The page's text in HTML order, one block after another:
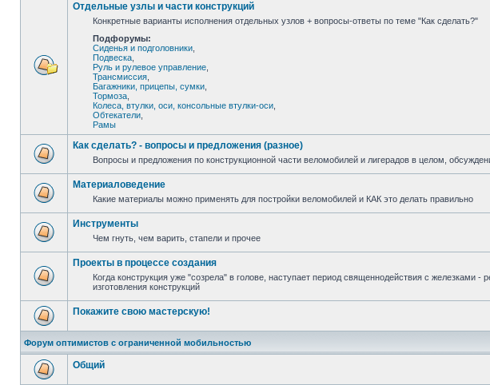
Отдельные узлы и части конструкций
Конкретные варианты исполнения отдельных узлов + вопросы-ответы по теме "Как сделать?"
Подфорумы:
Сиденья и подголовники
Подвеска
Руль и рулевое управление
Трансмиссия
Багажники, прицепы, сумки
Тормоза
Колеса, втулки, оси, консольные втулки-оси
Обтекатели
Рамы
Как сделать? - вопросы и предложения (разное)
Вопросы и предложения по конструкционной части веломобилей и лигерадов в целом,
Материаловедение
Какие материалы можно применять для постройки веломобилей и КАК это делать правильно
Инструменты
Чем гнуть, чем варить, стапели и прочее
Проекты в процессе создания
Когда конструкция уже "созрела" в голове, наступает период священнодействия с железками
изготовления конструкций
Покажите свою мастерскую!
Форум оптимистов с ограниченной мобильностью
Общий